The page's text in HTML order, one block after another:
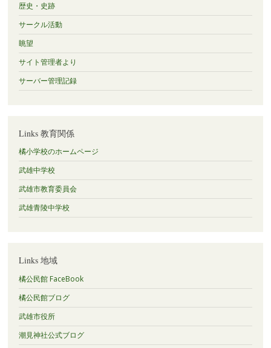
歴史・史跡
サークル活動
眺望
サイト管理者より
サーバー管理記録
Links 教育関係
橘小学校のホームページ
武雄中学校
武雄市教育委員会
武雄青陵中学校
Links 地域
橘公民館 FaceBook
橘公民館ブログ
武雄市役所
潮見神社公式ブログ